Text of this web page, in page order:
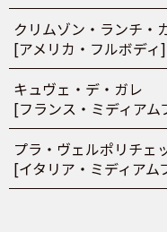
クリムゾン・ランチ・
[アメリカ・フルボディ]
キュヴェ・デ・ガレ
[フランス・ミディアム
プラ・ヴェルポリチェ
[イタリア・ミディアム